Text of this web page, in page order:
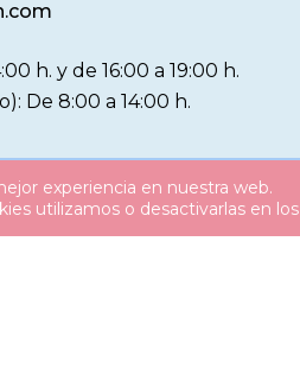
h. y de 16:00 a 19:00 h.
De 8:00 a 14:00 h.
experiencia en nuestra web.
utilizamos o desactivarlas en los